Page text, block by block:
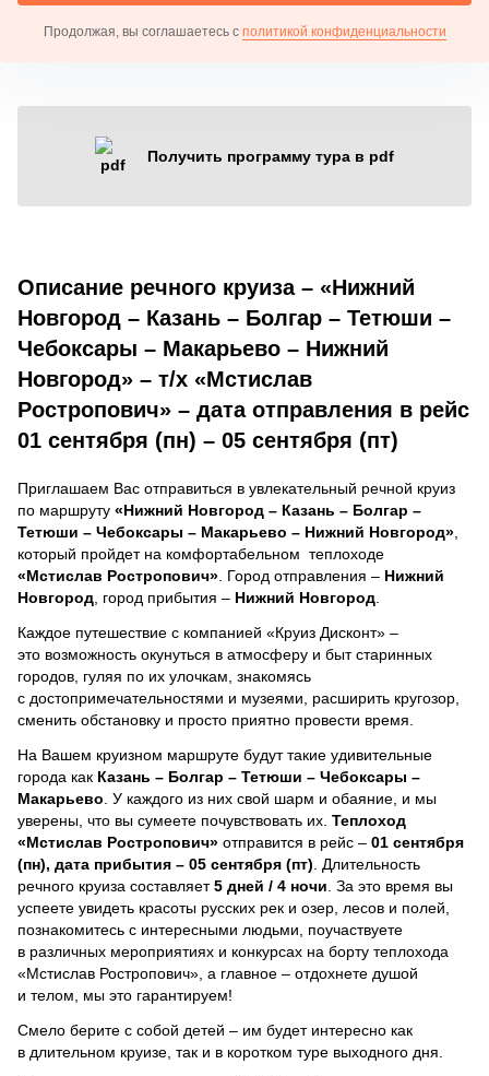
Продолжая, вы соглашаетесь с политикой конфиденциальности
Получить программу тура в pdf
Описание речного круиза – «Нижний
Новгород – Казань – Болгар – Тетюши –
Чебоксары – Макарьево – Нижний
Новгород» – т/х «Мстислав
Ростропович» – дата отправления в рейс
01 сентября (пн) – 05 сентября (пт)
Приглашаем Вас отправиться в увлекательный речной круиз
по маршруту «Нижний Новгород – Казань – Болгар –
Тетюши – Чебоксары – Макарьево – Нижний Новгород»
который пройдет на комфортабельном теплоходе
«Мстислав Ростропович» . Город отправления – Нижний
Новгород , город прибытия – Нижний Новгород
Каждое путешествие с компанией «Круиз Дисконт» –
это возможность окунуться в атмосферу и быт старинных
городов, гуляя по их улочкам, знакомясь
с достопримечательностями и музеями, расширить кругозор,
сменить обстановку и просто приятно провести время.
На Вашем круизном маршруте будут такие удивительные
города как Казань – Болгар – Тетюши – Чебоксары –
Макарьево . У каждого из них свой шарм и обаяние, и мы
уверены, что вы сумеете почувствовать их. Теплоход
«Мстислав Ростропович» отправится в рейс – 01 сентября
(пн), дата прибытия – 05 сентября (пт) . Длительность
речного круиза составляет5 дней / 4 ночи За это время вы
успеете увидеть красоты русских рек и озер, лесов и полей,
познакомитесь с интересными людьми, поучаствуете
в различных мероприятиях и конкурсах на борту теплохода
«Мстислав Ростропович», а главное – отдохнете душой
и телом, мы это гарантируем!
Смело берите с собой детей – им будет интересно как
в длительном круизе, так и в коротком туре выходного дня.